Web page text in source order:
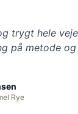
trygt hele
på metode og
Rye